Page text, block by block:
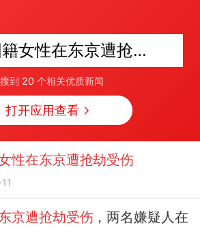
一中国籍女性在东京遭抢劫受伤
到 20 个相关优质新闻
打开应用查看
性在东京遭抢劫受伤
京遭抢劫受伤，两名嫌疑人在